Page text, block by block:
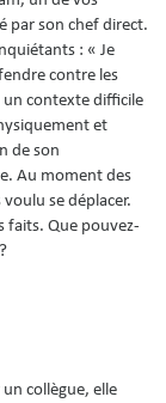
par son chef direct.
: « Je
contre les
un contexte difficile
et
de son
Au moment des
se déplacer.
faits. Que pouvez-
collègue, elle